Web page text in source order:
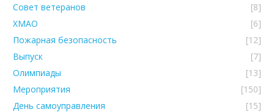
Совет ветеранов
[8]
ХМАО
[6]
Пожарная безопасность
[12]
Выпуск
[7]
Олимпиады
[13]
Мероприятия
[150]
День самоуправления
[15]